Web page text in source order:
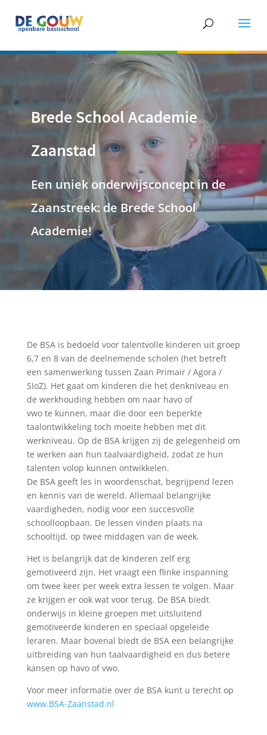
Brede School Academie
Zaanstad
Een uniek onderwijsconcept in de
Zaanstreek: de Brede School
Academie!
De BSA is bedoeld voor talentvolle kinderen uit groep
6,7 en 8 van de deelnemende scholen (het betreft
een samenwerking tussen Zaan Primair / Agora /
SIoZ). Het gaat om kinderen die het denkniveau en
de werkhouding hebben om naar havo of
vwo te kunnen, maar die door een beperkte
taalontwikkeling toch moeite hebben met dit
werkniveau. Op de BSA krijgen zij de gelegenheid om
te werken aan hun taalvaardigheid, zodat ze hun
talenten volop kunnen ontwikkelen.
De BSA geeft les in woordenschat, begrijpend lezen
en kennis van de wereld. Allemaal belangrijke
vaardigheden, nodig voor een succesvolle
schoolloopbaan. De lessen vinden plaats na
schooltijd, op twee middagen van de week.
Het is belangrijk dat de kinderen zelf erg
gemotiveerd zijn. Het vraagt een flinke inspanning
om twee keer per week extra lessen te volgen. Maar
ze krijgen er ook wat voor terug. De BSA biedt
onderwijs in kleine groepen met uitsluitend
gemotiveerde kinderen en speciaal opgeleide
leraren. Maar bovenal biedt de BSA een belangrijke
uitbreiding van hun taalvaardigheid en dus betere
kansen op havo of vwo.
Voor meer informatie over de BSA kunt u terecht op
www.BSA-Zaanstad.nl